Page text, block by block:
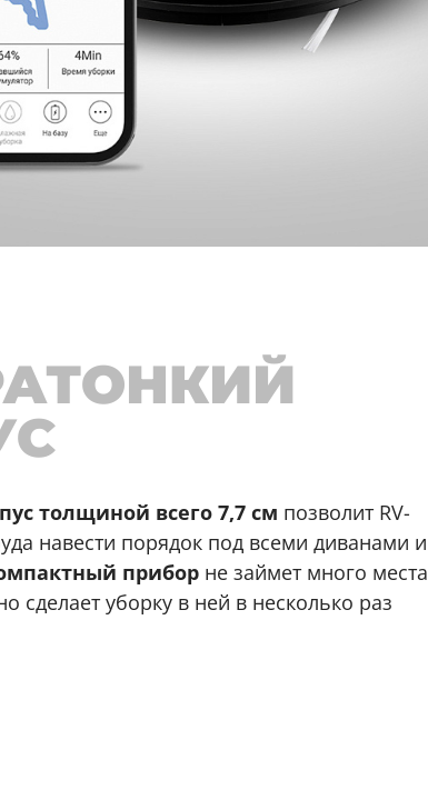
толщиной всего 7,7 см позволит RV-
навести порядок под всеми диванами и
прибор не займет много места
сделает уборку в ней в несколько раз